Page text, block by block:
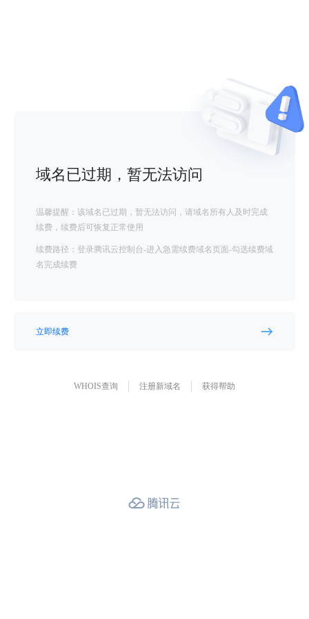
域名已过期，暂无法访问
温馨提醒：该域名已过期，暂无法访问，请域名所有人及时完成
续费，续费后可恢复正常使用
续费路径：登录腾讯云控制台-进入急需续费域名页面-勾选续费域
名完成续费
立即续费
WHOIS查询 注册新域名 获得帮助